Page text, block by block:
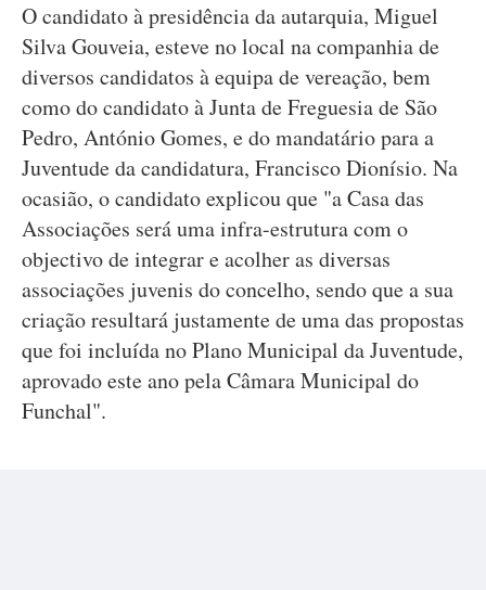
O candidato à presidência da autarquia, Miguel
Silva Gouveia, esteve no local na companhia de
diversos candidatos à equipa de vereação, bem
como do candidato à Junta de Freguesia de São
Pedro, António Gomes, e do mandatário para a
Juventude da candidatura, Francisco Dionísio. Na
ocasião, o candidato explicou que "a Casa das
Associações será uma infra-estrutura com o
objectivo de integrar e acolher as diversas
associações juvenis do concelho, sendo que a sua
criação resultará justamente de uma das propostas
que foi incluída no Plano Municipal da Juventude,
aprovado este ano pela Câmara Municipal do
Funchal".